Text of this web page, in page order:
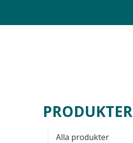
PRODUKTER
Alla produkter